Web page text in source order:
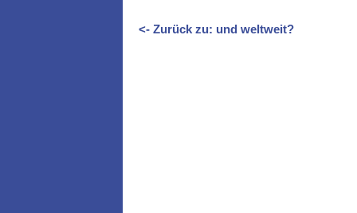
<- Zurück zu: und weltweit?